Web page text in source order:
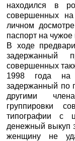
находился в
совершенных
личном
паспорт на чужое
В ходе
задержанный
совершенных
1998 года на
задержанный по
другими
группировки
типографии с
денежный выкуп
женщину не